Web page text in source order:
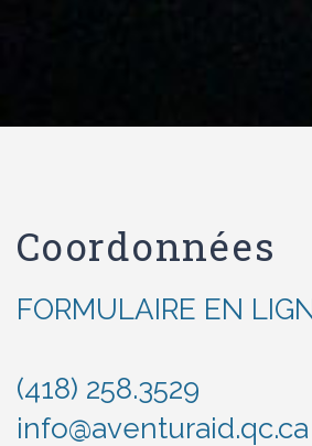
Coordonnées
FORMULAIRE EN
(418) 258.3529
info@aventuraid.qc.ca